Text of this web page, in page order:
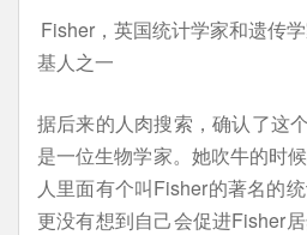
Fisher，英国统计学家和遗传
基人之一
据后来的人肉搜索，确认了这
是一位生物学家。她吹牛的时
人里面有个叫Fisher的著名的
更没有想到自己会促进Fisher